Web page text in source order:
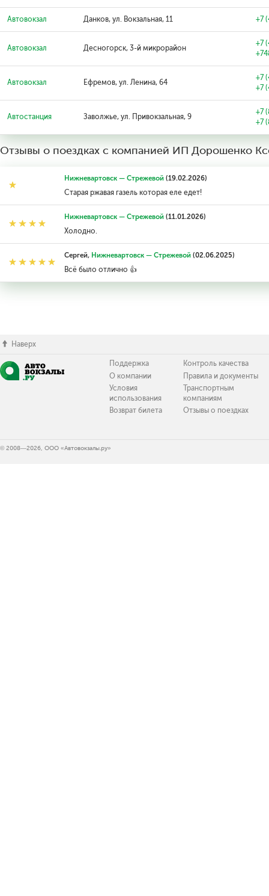
Автовокзал Данков, ул. Вокзальная, 11 +7
Автовокзал Десногорск, 3-й микрорайон
+7
Автовокзал Ефремов, ул. Ленина, 64
+7
+7
Автостанция Заволжье, ул. Привокзальная, 9
+7
+7
Отзывы о поездках с компанией ИП Дорошенко
Нижневартовск — Стрежевой(19.02.2026)
Старая ржавая газель которая еле едет!
Нижневартовск — Стрежевой(11.01.2026)
Холодно.
Сергей, Нижневартовск — Стрежевой(02.06.2025)
Всё было отлично 👍
Наверх
Поддержка
О компании
Условия
использования
Возврат билета
Контроль качества
Правила и документы
Транспортным
компаниям
Отзывы о поездках
© 2008—2026, ООО «Автовокзалы.ру»